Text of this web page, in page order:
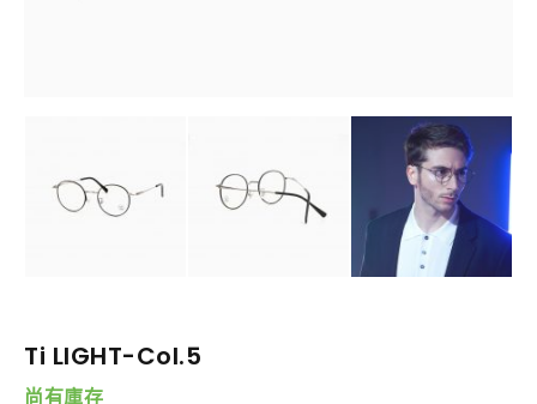
Ti LIGHT-Col.5
尚有庫存